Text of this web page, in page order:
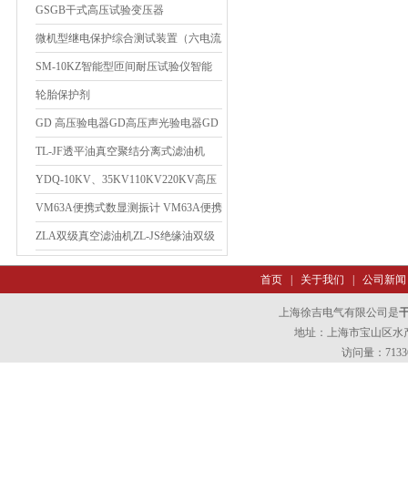
GSGB干式高压试验变压器
微机型继电保护综合测试装置（六电流
六电压） JBC-WJ1
SM-10KZ智能型匝间耐压试验仪智能
型匝间耐压试验仪
轮胎保护剂
GD 高压验电器GD高压声光验电器GD
验电器GD高压验电器
TL-JF透平油真空聚结分离式滤油机
YDQ-10KV、35KV110KV220KV高压
声光验电器
VM63A便携式数显测振计 VM63A便携
式数显测振计
ZLA双级真空滤油机ZL-JS绝缘油双级
真空滤油机
首页| 关于我们 公司新闻
上海徐吉电气有限公司是
地址：上海市宝山区水
访问量：